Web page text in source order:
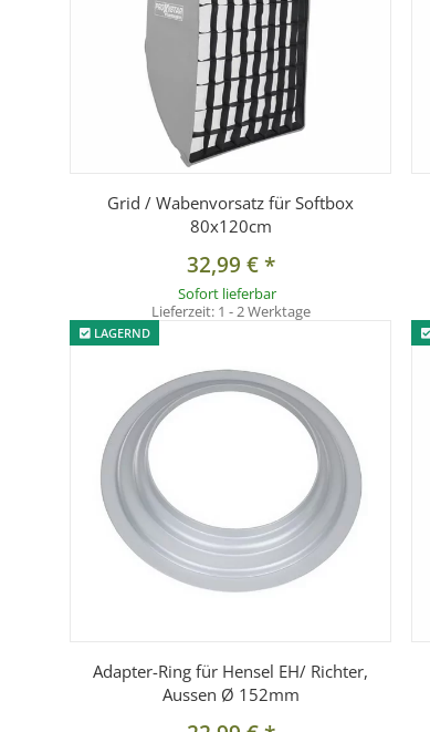
Grid / Wabenvorsatz für Softbox
80x120cm
32,99 €*
Sofort lieferbar
Lieferzeit: 1 - 2 Werktage
LAGERND
Adapter-Ring für Hensel EH/ Richter,
Aussen Ø 152mm